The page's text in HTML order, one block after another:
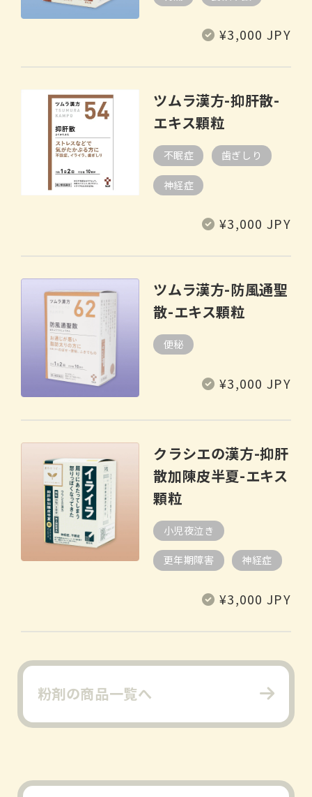
通 ¥3,000 JPY
ツムラ漢方-抑肝散-
エキス顆粒
不眠症 歯ぎしり
神経症
通 ¥3,000 JPY
ツムラ漢方-防風通聖
散-エキス顆粒
便秘
通 ¥3,000 JPY
クラシエの漢方-抑肝
散加陳皮半夏-エキス
顆粒
小児夜泣き
更年期障害 神経症
通 ¥3,000 JPY
粉剤の商品一覧へ